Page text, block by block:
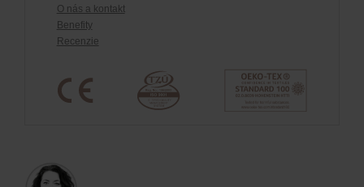
O nás a kontakt
Benefity
Recenzie